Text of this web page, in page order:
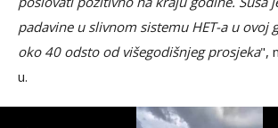
padavine u slivnom sistemu HET-a u ovoj
oko 40 odsto od višegodišnjeg prosjeka",
u.